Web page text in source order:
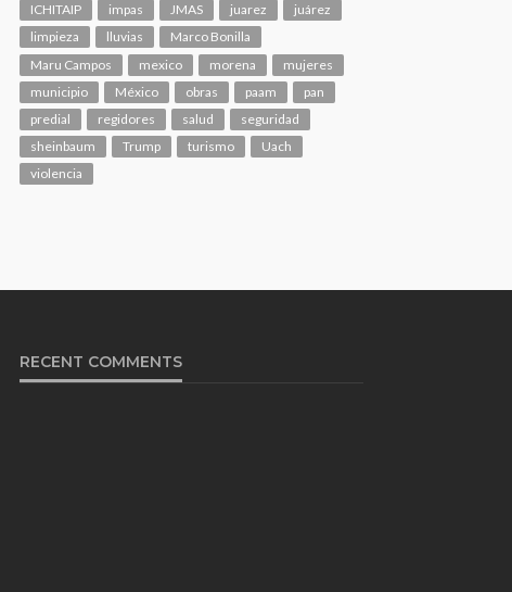
ICHITAIP
impas JMAS juarez
juárez
limpieza
lluvias
Marco Bonilla
Maru Campos
mexico morena
mujeres
municipio
México obras paam
pan
predial
regidores salud
seguridad
sheinbaum
Trump turismo
Uach
violencia
RECENT COMMENTS